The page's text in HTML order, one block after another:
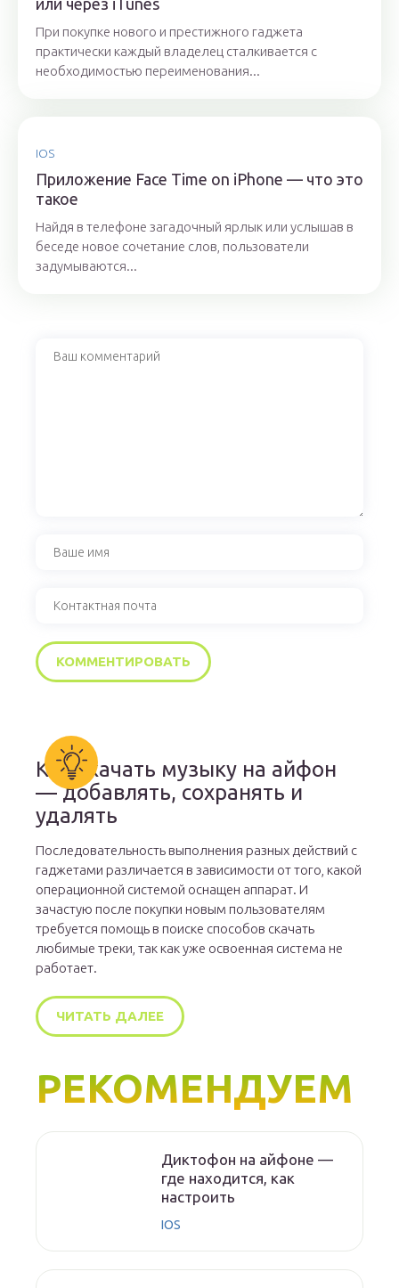
или через iTunes
При покупке нового и престижного гаджета
практически каждый владелец сталкивается с
необходимостью переименования...
IOS
Приложение Face Time on iPhone — что это
такое
Найдя в телефоне загадочный ярлык или услышав в
беседе новое сочетание слов, пользователи
задумываются...
Как скачать музыку на айфон
— добавлять, сохранять и
удалять
Последовательность выполнения разных действий с
гаджетами различается в зависимости от того, какой
операционной системой оснащен аппарат. И
зачастую после покупки новым пользователям
требуется помощь в поиске способов скачать
любимые треки, так как уже освоенная система не
работает.
ЧИТАТЬ ДАЛЕЕ
РЕКОМЕНДУЕМ
Диктофон на айфоне —
где находится, как
настроить
IOS